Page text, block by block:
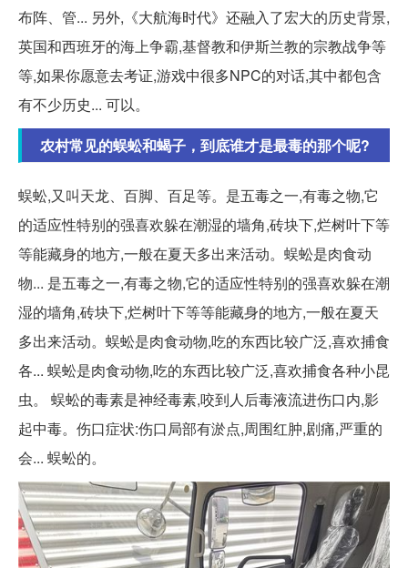
布阵、管... 另外,《大航海时代》还融入了宏大的历史背景,
英国和西班牙的海上争霸,基督教和伊斯兰教的宗教战争等
等,如果你愿意去考证,游戏中很多NPC的对话,其中都包含
有不少历史... 可以。
农村常见的蜈蚣和蝎子，到底谁才是最毒的那个呢?
蜈蚣,又叫天龙、百脚、百足等。是五毒之一,有毒之物,它
的适应性特别的强喜欢躲在潮湿的墙角,砖块下,烂树叶下等
等能藏身的地方,一般在夏天多出来活动。蜈蚣是肉食动
物... 是五毒之一,有毒之物,它的适应性特别的强喜欢躲在潮
湿的墙角,砖块下,烂树叶下等等能藏身的地方,一般在夏天
多出来活动。蜈蚣是肉食动物,吃的东西比较广泛,喜欢捕食
各... 蜈蚣是肉食动物,吃的东西比较广泛,喜欢捕食各种小昆
虫。 蜈蚣的毒素是神经毒素,咬到人后毒液流进伤口内,影
起中毒。伤口症状:伤口局部有淤点,周围红肿,剧痛,严重的
会... 蜈蚣的。